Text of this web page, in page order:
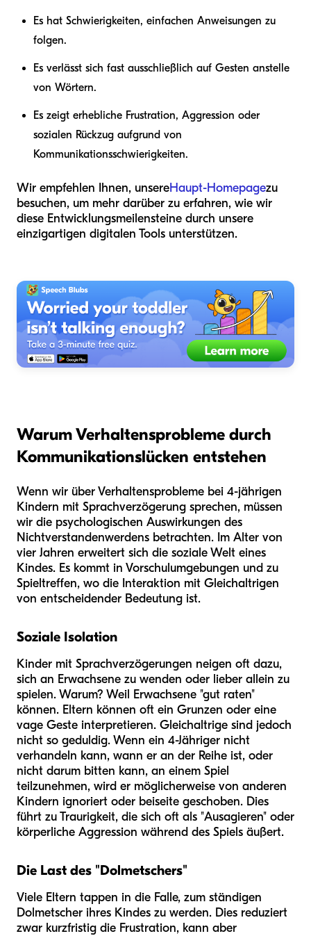
Es hat Schwierigkeiten, einfachen Anweisungen zu
folgen.
Es verlässt sich fast ausschließlich auf Gesten anstelle
von Wörtern.
Es zeigt erhebliche Frustration, Aggression oder
sozialen Rückzug aufgrund von
Kommunikationsschwierigkeiten.
Wir empfehlen Ihnen, unsereHaupt-Homepagezu
besuchen, um mehr darüber zu erfahren, wie wir
diese Entwicklungsmeilensteine durch unsere
einzigartigen digitalen Tools unterstützen.
Warum Verhaltensprobleme durch
Kommunikationslücken entstehen
Wenn wir über Verhaltensprobleme bei 4-jährigen
Kindern mit Sprachverzögerung sprechen, müssen
wir die psychologischen Auswirkungen des
Nichtverstandenwerdens betrachten. Im Alter von
vier Jahren erweitert sich die soziale Welt eines
Kindes. Es kommt in Vorschulumgebungen und zu
Spieltreffen, wo die Interaktion mit Gleichaltrigen
von entscheidender Bedeutung ist.
Soziale Isolation
Kinder mit Sprachverzögerungen neigen oft dazu,
sich an Erwachsene zu wenden oder lieber allein zu
spielen. Warum? Weil Erwachsene "gut raten"
können. Eltern können oft ein Grunzen oder eine
vage Geste interpretieren. Gleichaltrige sind jedoch
nicht so geduldig. Wenn ein 4-Jähriger nicht
verhandeln kann, wann er an der Reihe ist, oder
nicht darum bitten kann, an einem Spiel
teilzunehmen, wird er möglicherweise von anderen
Kindern ignoriert oder beiseite geschoben. Dies
führt zu Traurigkeit, die sich oft als "Ausagieren" oder
körperliche Aggression während des Spiels äußert.
Die Last des "Dolmetschers"
Viele Eltern tappen in die Falle, zum ständigen
Dolmetscher ihres Kindes zu werden. Dies reduziert
zwar kurzfristig die Frustration, kann aber